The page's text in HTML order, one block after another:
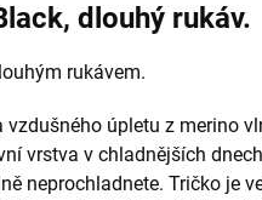
dlouhý rukáv.
rukávem.
úpletu z merino
vrstva v chladnějších
neprochladnete. Tričko je